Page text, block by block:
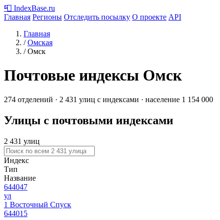
📮 IndexBase.ru
Главная Регионы Отследить посылку О проекте API
Главная
/ Омская
/ Омск
Почтовые индексы Омск
274 отделений · 2 431 улиц с индексами · население 1 154 000
Улицы с почтовыми индексами
2 431 улиц
Индекс
Тип
Название
644047
ул
1 Восточный Спуск
644015